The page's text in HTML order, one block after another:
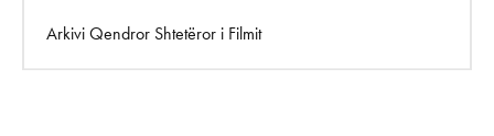
Arkivi Qendror Shtetëror i Filmit